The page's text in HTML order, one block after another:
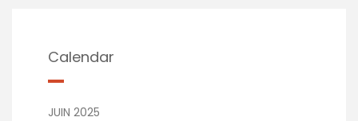
Calendar
JUIN 2025